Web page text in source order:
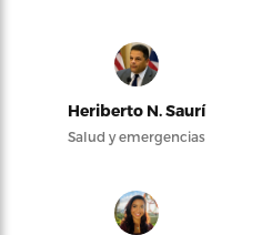
Heriberto N. Saurí
Salud y emergencias